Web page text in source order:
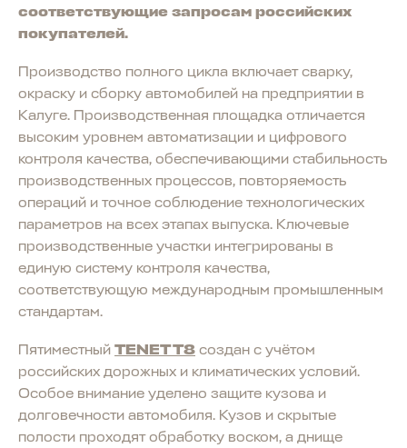
соответствующие запросам российских
покупателей.
Производство полного цикла включает сварку,
окраску и сборку автомобилей на предприятии в
Калуге. Производственная площадка отличается
высоким уровнем автоматизации и цифрового
контроля качества, обеспечивающими стабильность
производственных процессов, повторяемость
операций и точное соблюдение технологических
параметров на всех этапах выпуска. Ключевые
производственные участки интегрированы в
единую систему контроля качества,
соответствующую международным промышленным
стандартам.
Пятиместный TENET T8 создан с учётом
российских дорожных и климатических условий.
Особое внимание уделено защите кузова и
долговечности автомобиля. Кузов и скрытые
полости проходят обработку воском, а днище